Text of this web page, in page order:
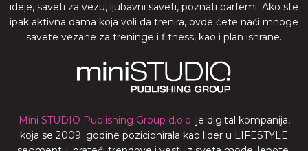
ideje, saveti za vezu, ljubavni saveti, poznati parfemi. Ako ste
ipak aktivna dama koja voli da trenira, ovde ćete naći mnoge
savete vezane za treninge i fitness, kao i plan ishrane.
Mini STUDIO Publishing Group d.o.o. je digital kompanija,
koja se 2009. godine pozicionirala kao lider u LIFESTYLE